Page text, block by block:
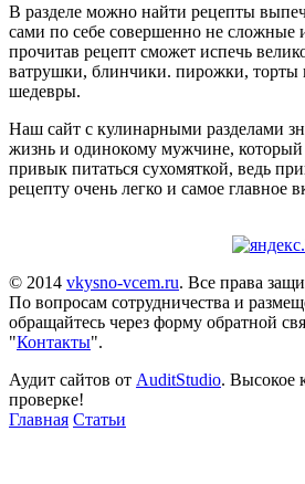
В разделе можно найти рецепты
сами по себе совершенно не сложные
прочитав рецепт сможет испечь
ватрушки, блинчики. пирожки, торты
шедевры.
Наш сайт с кулинарными разделами
жизнь и одинокому мужчине, который
привык питаться сухомяткой, ведь
рецепту очень легко и самое главное
© 2014 vkysno-vcem.ru. Все права
По вопросам сотрудничества и
обращайтесь через форму обратной
"Контакты".
Аудит сайтов от AuditStudio. Высокое
проверке!
Главная Статьи